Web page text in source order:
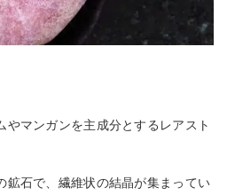
やマンガンを主成分とするレアスト
鉱石で、繊維状の結晶が集まってい